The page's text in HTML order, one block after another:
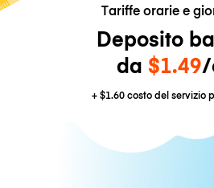
Tariffe orarie e
Deposito
da $1.49/
+$1.60costo del servizio